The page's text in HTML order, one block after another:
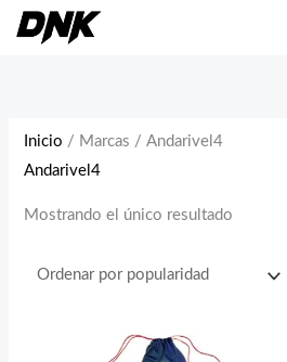
Inicio / Marcas / Andarivel4
Andarivel4
Mostrando el único resultado